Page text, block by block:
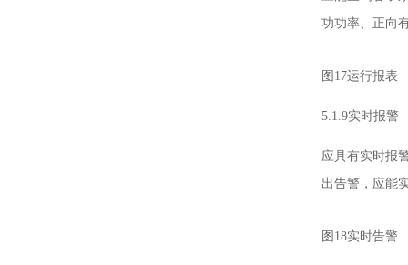
功功率、正向
图17运行报表
5.1.9实时报警
应具有实时报
出告警，应能
图18实时告警